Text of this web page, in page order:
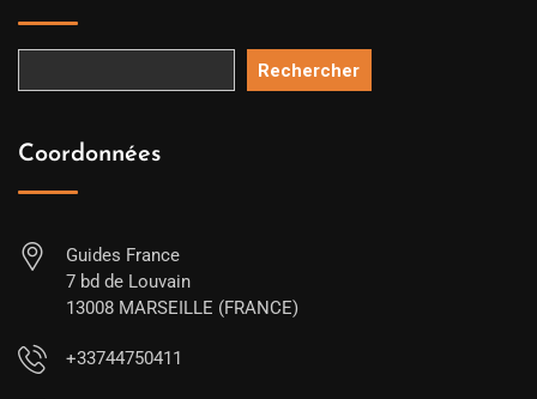
Rechercher
Coordonnées
Guides France
7 bd de Louvain
13008 MARSEILLE (FRANCE)
+33744750411